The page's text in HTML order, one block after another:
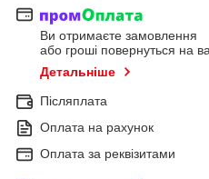
Ви отримаєте замовлення
або гроші повернуться на
Детальніше
Післяплата
Оплата на рахунок
Оплата за реквізитами